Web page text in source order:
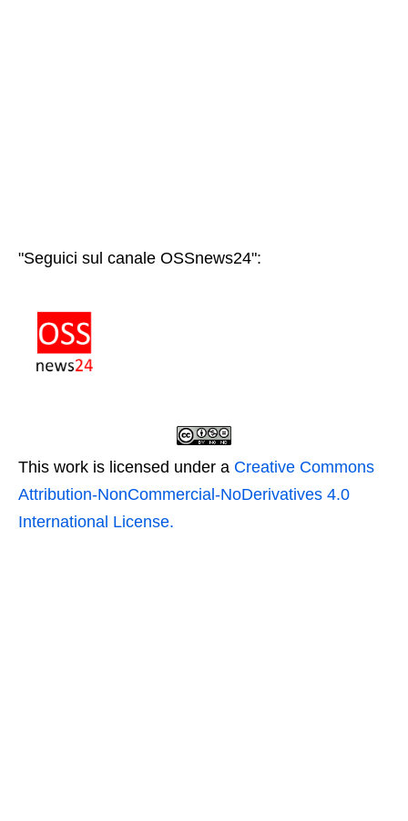
"Seguici sul canale OSSnews24":
This work is licensed under a Creative Commons
Attribution-NonCommercial-NoDerivatives 4.0
International License.